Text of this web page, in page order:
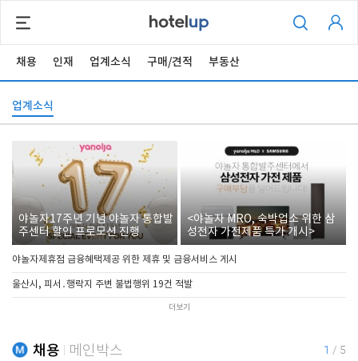
채용 인재 업계소식 구매/견적 부동산
업계소식
야놀자17주년 기념 야놀자 통합발
주센터 할인 프로모션 진행
<야놀자 MRO, 숙박업소 위한 삼
성전자 가전제품 특가 개시>
야놀자제휴점 금융혜택제공 위한 제휴 및 금융서비스 게시
울산시, 피서․행락지 주변 불법행위 19건 적발
더보기
채용 메인박스 1 / 5